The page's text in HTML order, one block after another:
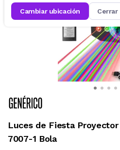
cambiar ubicación cerrar
Luces de Fiesta Proyector
7007-1 Bola